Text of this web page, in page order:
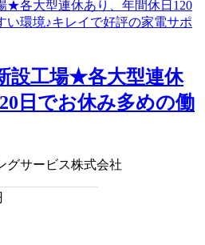
設工場★各大型連休
日でお休み多めの働
グサービス株式会社